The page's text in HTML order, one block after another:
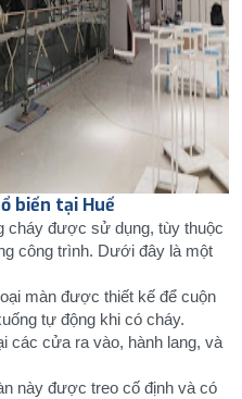
biến tại Huế
cháy được sử dụng, tùy thuộc
công trình. Dưới đây là một
màn được thiết kế để cuộn
tự động khi có cháy.
các cửa ra vào, hành lang, và
này được treo cố định và có